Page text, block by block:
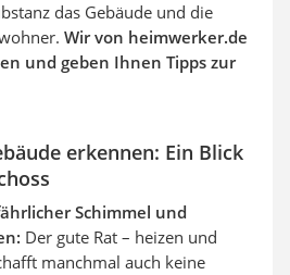
das Gebäude und die
Wir von heimwerker.de
und geben Ihnen Tipps zur
erkennen: Ein Blick
Schimmel und
Der gute Rat – heizen und
manchmal auch keine